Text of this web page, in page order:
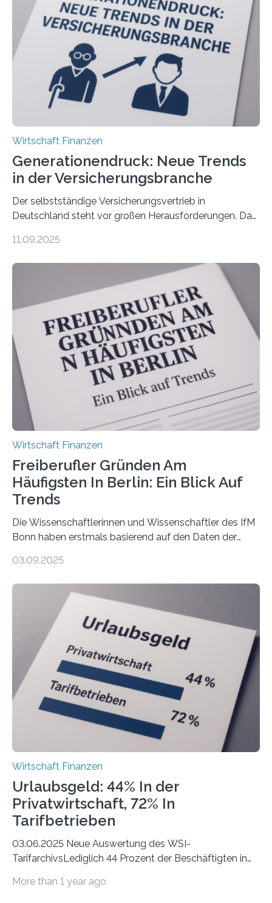
Wirtschaft Finanzen
Generationendruck: Neue Trends
in der Versicherungsbranche
Der selbstständige Versicherungsvertrieb in
Deutschland steht vor großen Herausforderungen. Das
Dr. Matthias Beenken und Prof. Dr. Lukas Linnenbrink
Bundesverbands Deutscher Versicherungskaufleute e.V.
durchgeführt haben. Die Studie basiert auf den
Antworten von 1.440 selbstständigen
Versicherungsvertreter*innen und -makler*innen. Ein
Ergebnis: Deutlich mehr als die Hälfte der Befragten ist
über 50 Jahre alt und wird in den nächsten Jahren eine
Nachfolgeregelung benötigen. Aber nur ein Drittel hat
bereits Regelungen…
11.09.2025
Wirtschaft Finanzen
Freiberufler Gründen Am
Häufigsten In Berlin: Ein Blick Auf
Trends
Die Wissenschaftlerinnen und Wissenschaftler des IfM
Bonn haben erstmals basierend auf den Daten der
Landkreise mit den meisten Gründungen von
ist demnach Berlin. Betrachtet man nur die Gründungen
der Freiberuflerinnen, so liegt Leipzig an der Spitze. In
Berlin starteten in 2024 die meisten Personen in eine
eigene freiberufliche Existenz, dahinter folgten die
Städte Hamburg, München und Köln. Betrachtet man
hingegen die Existenzgründungsintensität – die Anzahl
der freiberuflichen Gründungen je…
03.09.2025
Wirtschaft Finanzen
Urlaubsgeld: 44% In der
Privatwirtschaft, 72% In
Tarifbetrieben
03.06.2025 Neue Auswertung des WSI-
TarifarchivsLediglich 44 Prozent der Beschäftigten in
tarifgebundenen Betrieben ist der Anteil mit 72 Prozent
More than 1 year ago